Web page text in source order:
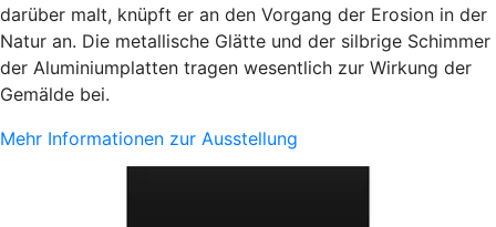
darüber malt, knüpft er an den Vorgang der Erosion in der
Natur an. Die metallische Glätte und der silbrige Schimmer
der Aluminiumplatten tragen wesentlich zur Wirkung der
Gemälde bei.
Mehr Informationen zur Ausstellung